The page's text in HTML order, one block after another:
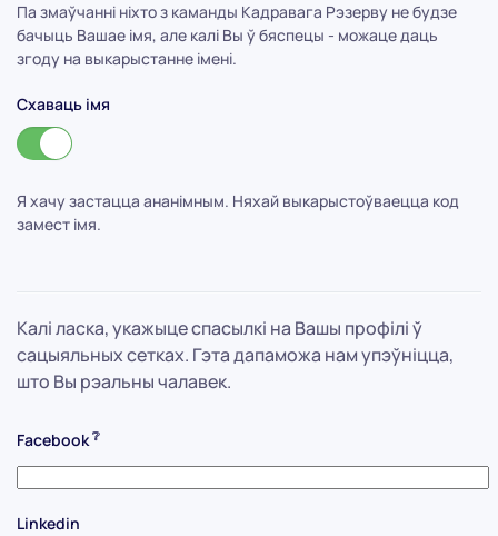
Па змаўчанні ніхто з каманды Кадравага Рэзерву не будзе
бачыць Вашае імя, але калі Вы ў бяспецы - можаце даць
згоду на выкарыстанне імені.
Схаваць імя
Я хачу застацца ананімным. Няхай выкарыстоўваецца код
замест імя.
Калі ласка, укажыце спасылкі на Вашы профілі ў
сацыяльных сетках. Гэта дапаможа нам упэўніцца,
што Вы рэальны чалавек.
Facebook❔
Linkedin